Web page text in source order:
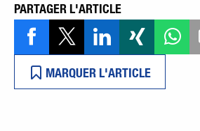
PARTAGER L'ARTICLE
MARQUER L'ARTICLE